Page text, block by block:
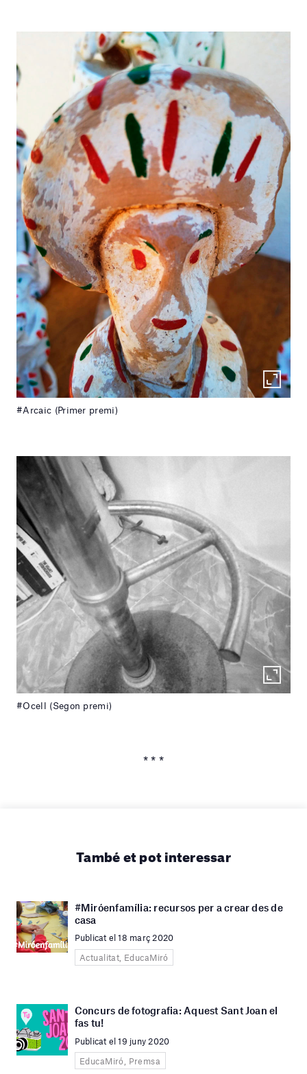
#Arcaic (Primer premi)
#Ocell (Segon premi)
* * *
També et pot interessar
#Miróenfamília: recursos per a crear des de
casa
Publicat el 18 març 2020
Actualitat, EducaMiró
Concurs de fotografia: Aquest Sant Joan el
fas tu!
Publicat el 19 juny 2020
EducaMiró, Premsa